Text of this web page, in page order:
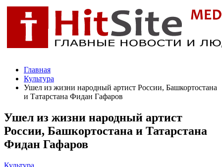
Главная
Культура
Ушел из жизни народный артист России, Башкортостана
и Татарстана Фидан Гафаров
Ушел из жизни народный артист
России, Башкортостана и Татарстана
Фидан Гафаров
Культура